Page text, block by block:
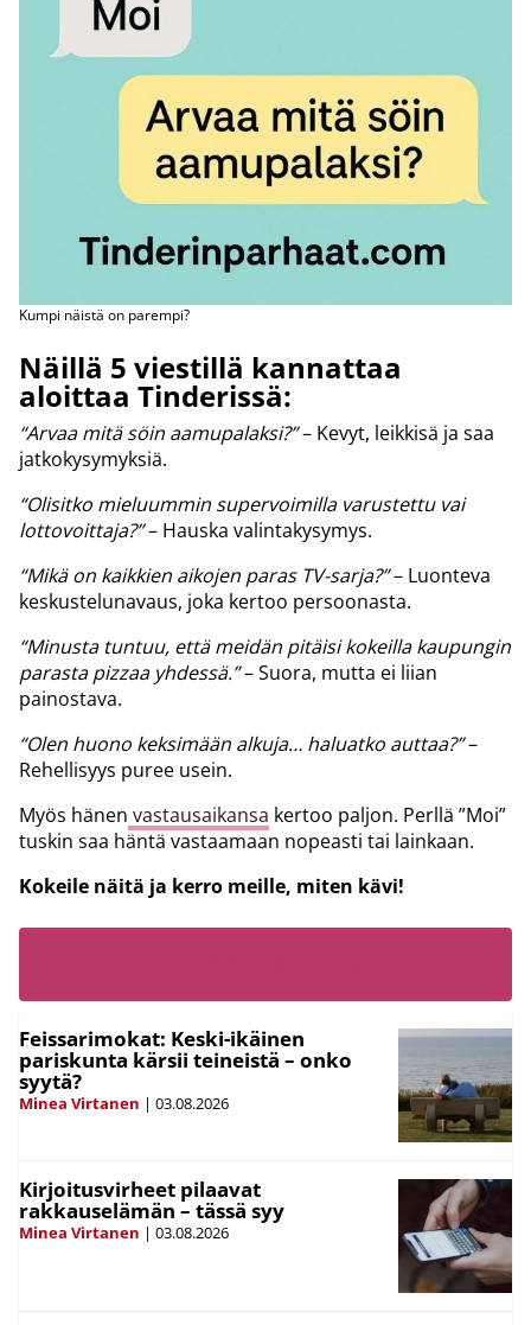
Kumpi näistä on parempi?
Näillä 5 viestillä kannattaa
aloittaa Tinderissä:
“Arvaa mitä söin aamupalaksi?”– Kevyt, leikkisä ja saa
jatkokysymyksiä.
“Olisitko mieluummin supervoimilla varustettu vai
lottovoittaja?”– Hauska valintakysymys.
“Mikä on kaikkien aikojen paras TV-sarja?”– Luonteva
keskustelunavaus, joka kertoo persoonasta.
“Minusta tuntuu, että meidän pitäisi kokeilla kaupungin
parasta pizzaa yhdessä.”– Suora, mutta ei liian
painostava.
“Olen huono keksimään alkuja… haluatko auttaa?”–
Rehellisyys puree usein.
Myös hänen vastausaikansa kertoo paljon. Perllä ”Moi”
tuskin saa häntä vastaamaan nopeasti tai lainkaan.
Kokeile näitä ja kerro meille, miten kävi!
Feissarimokat: Keski-ikäinen
pariskunta kärsii teineistä – onko
syytä?
Minea Virtanen | 03.08.2026
Kirjoitusvirheet pilaavat
rakkauselämän – tässä syy
Minea Virtanen | 03.08.2026